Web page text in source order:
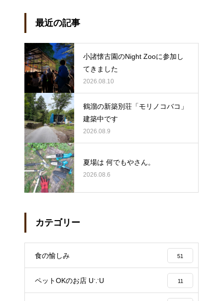
最近の記事
小諸懐古園のNight Zooに参加し
てきました
2026.08.10
鶴溜の新築別荘「モリノコバコ」
建築中です
2026.08.9
夏場は 何でもやさん。
2026.08.6
カテゴリー
食の愉しみ 51
ペットOKのお店 U∵U 11